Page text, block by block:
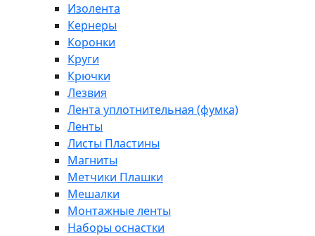
Изолента
Кернеры
Коронки
Круги
Крючки
Лезвия
Лента уплотнительная (фумка)
Ленты
Листы Пластины
Магниты
Метчики Плашки
Мешалки
Монтажные ленты
Наборы оснастки